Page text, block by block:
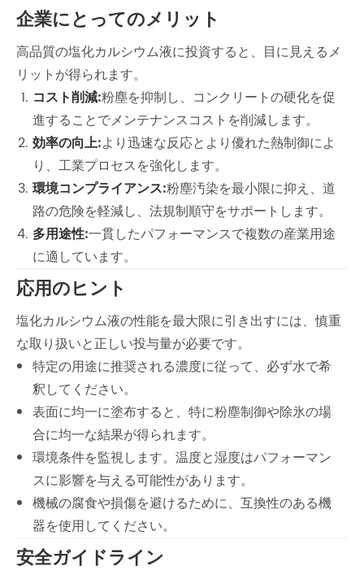
企業にとってのメリット
高品質の塩化カルシウム液に投資すると、目に見えるメ
リットが得られます。
コスト削減:粉塵を抑制し、コンクリートの硬化を促
進することでメンテナンスコストを削減します。
効率の向上:より迅速な反応とより優れた熱制御によ
り、工業プロセスを強化します。
環境コンプライアンス:粉塵汚染を最小限に抑え、道
路の危険を軽減し、法規制順守をサポートします。
多用途性:一貫したパフォーマンスで複数の産業用途
に適しています。
応用のヒント
塩化カルシウム液の性能を最大限に引き出すには、慎重
な取り扱いと正しい投与量が必要です。
特定の用途に推奨される濃度に従って、必ず水で希
釈してください。
表面に均一に塗布すると、特に粉塵制御や除氷の場
合に均一な結果が得られます。
環境条件を監視します。温度と湿度はパフォーマン
スに影響を与える可能性があります。
機械の腐食や損傷を避けるために、互換性のある機
器を使用してください。
安全ガイドライン